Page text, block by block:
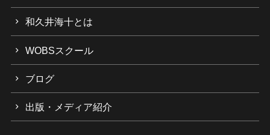
和久井海十とは
WOBSスクール
ブログ
出版・メディア紹介